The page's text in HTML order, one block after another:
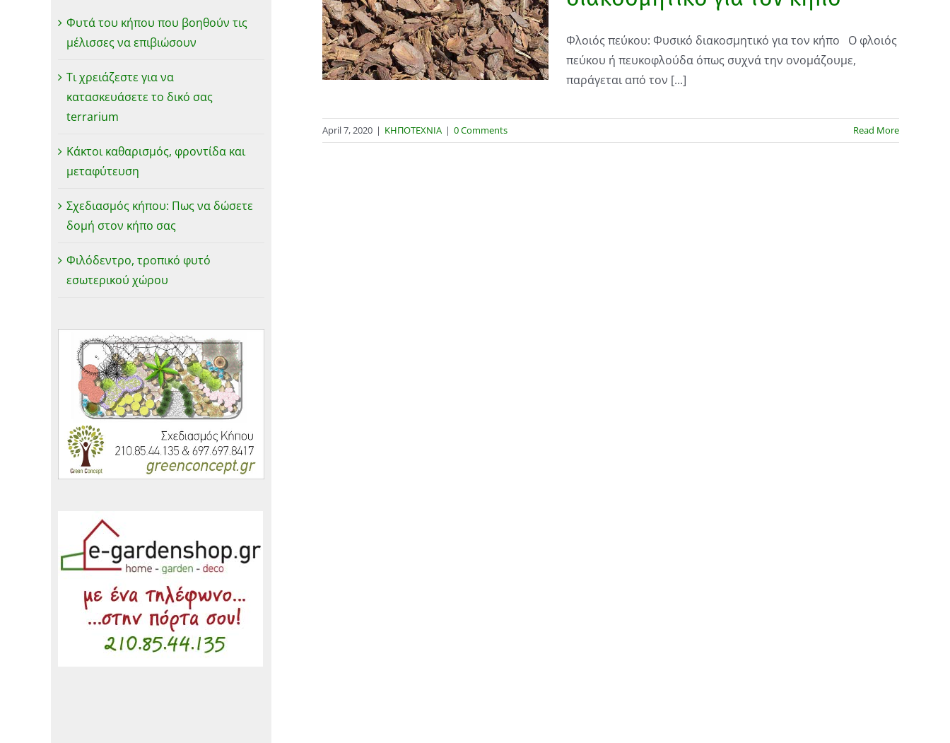
Φλοιός πεύκου: Φυσικό διακοσμητικό για τον κήπο Ο φλοιός
πεύκου ή πευκοφλούδα όπως συχνά την ονομάζουμε,
παράγεται από τον [...]
April 7, 2020 | ΚΗΠΟΤΕΧΝΙΑ | 0 Comments Read More
Φυτά του κήπου που βοηθούν τις
μέλισσες να επιβιώσουν
Τι χρειάζεστε για να
κατασκευάσετε το δικό σας
terrarium
Κάκτοι καθαρισμός, φροντίδα και
μεταφύτευση
Σχεδιασμός κήπου: Πως να δώσετε
δομή στον κήπο σας
Φιλόδεντρο, τροπικό φυτό
εσωτερικού χώρου